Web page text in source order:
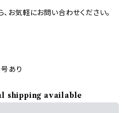
お気軽にお問い合わせください。
あり
shipping available